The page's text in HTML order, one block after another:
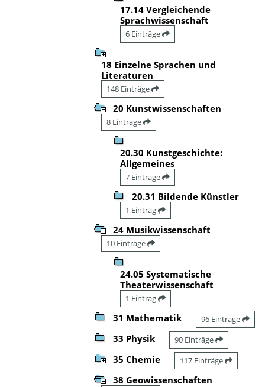
17.14 Vergleichende
Sprachwissenschaft
6 Einträge
18 Einzelne Sprachen und
Literaturen
148 Einträge
20 Kunstwissenschaften
8 Einträge
20.30 Kunstgeschichte:
Allgemeines
7 Einträge
20.31 Bildende Künstler
1 Eintrag
24 Musikwissenschaft
10 Einträge
24.05 Systematische
Theaterwissenschaft
1 Eintrag
31 Mathematik 96 Einträge
33 Physik 90 Einträge
35 Chemie 117 Einträge
38 Geowissenschaften